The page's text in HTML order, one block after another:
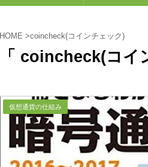
HOME >coincheck(コインチェック)
「 coincheck(コイ
仮想通貨の仕組み